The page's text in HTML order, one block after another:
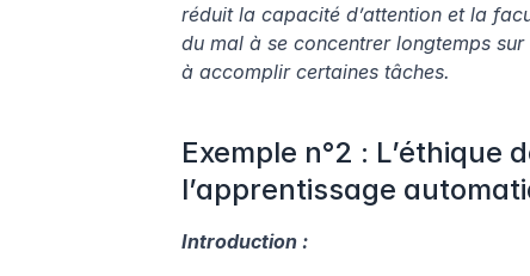
réduit la capacité d’attention et la
du mal à se concentrer longtemps
à accomplir certaines tâches.
Exemple n°2 : L’éthique
l’apprentissage
Introduction :